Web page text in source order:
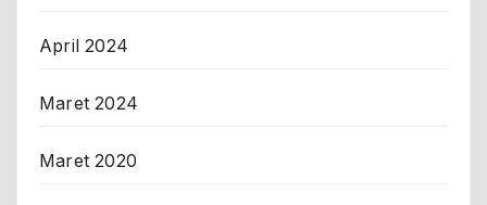
April 2024
Maret 2024
Maret 2020